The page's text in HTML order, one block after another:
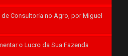
Consultoria no Agro, por Miguel
o Lucro da Sua Fazenda